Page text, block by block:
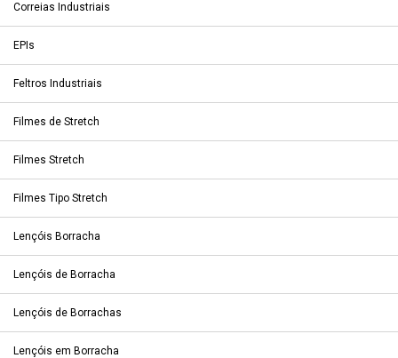
Correias Industriais
EPIs
Feltros Industriais
Filmes de Stretch
Filmes Stretch
Filmes Tipo Stretch
Lençóis Borracha
Lençóis de Borracha
Lençóis de Borrachas
Lençóis em Borracha